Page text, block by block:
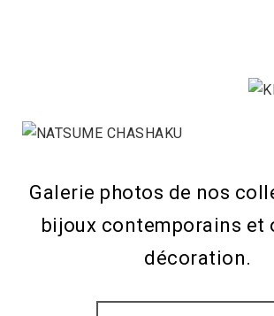
Galerie photos de nos
bijoux contemporains et
décoration.